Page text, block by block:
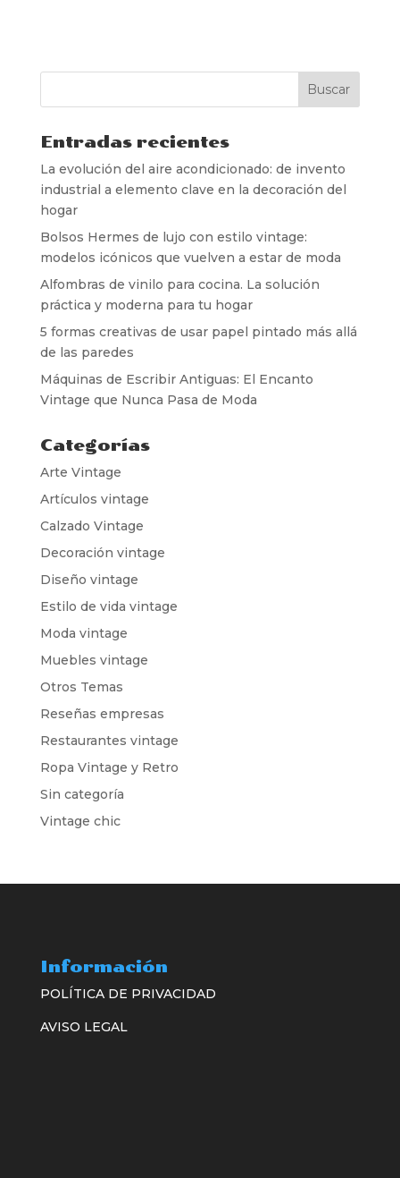
Entradas recientes
La evolución del aire acondicionado: de invento
industrial a elemento clave en la decoración del
hogar
Bolsos Hermes de lujo con estilo vintage:
modelos icónicos que vuelven a estar de moda
Alfombras de vinilo para cocina. La solución
práctica y moderna para tu hogar
5 formas creativas de usar papel pintado más allá
de las paredes
Máquinas de Escribir Antiguas: El Encanto
Vintage que Nunca Pasa de Moda
Categorías
Arte Vintage
Artículos vintage
Calzado Vintage
Decoración vintage
Diseño vintage
Estilo de vida vintage
Moda vintage
Muebles vintage
Otros Temas
Reseñas empresas
Restaurantes vintage
Ropa Vintage y Retro
Sin categoría
Vintage chic
Información
POLÍTICA DE PRIVACIDAD
AVISO LEGAL